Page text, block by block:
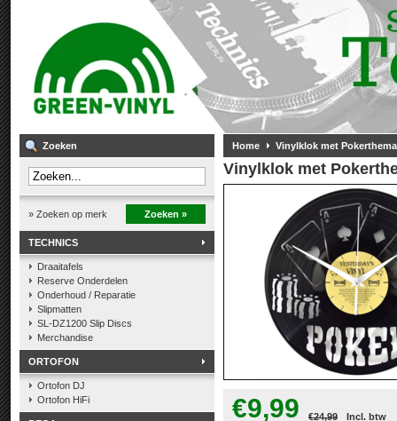
Zoeken
» Zoeken op merk Zoeken »
TECHNICS
Draaitafels
Reserve Onderdelen
Onderhoud / Reparatie
Slipmatten
SL-DZ1200 Slip Discs
Merchandise
ORTOFON
Ortofon DJ
Ortofon HiFi
Home Vinylklok met Pokerthema
Vinylklok met
€9,99 €24,99 Incl. btw